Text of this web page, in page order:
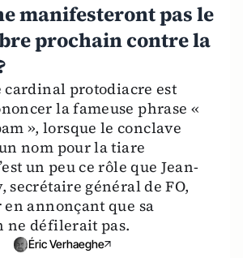
manifesteront pas le
prochain contre la
cardinal protodiacre est
la fameuse phrase «
», lorsque le conclave
nom pour la tiare
un peu ce rôle que Jean-
secrétaire général de FO,
annonçant que sa
ne défilerait pas.
Éric Verhaeghe